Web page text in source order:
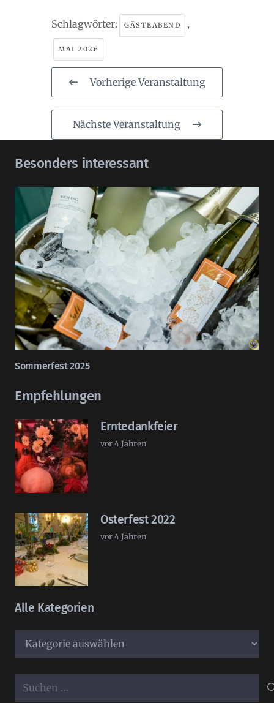
Schlagwörter: GÄSTEABEND ,
MAI 2026
Vorherige Veranstaltung
Nächste Veranstaltung
Besonders interessant
Sommerfest 2025
Empfehlungen
Erntedankfeier
vor 4 Jahren
Osterfest 2022
vor 4 Jahren
Alle Kategorien
Alle
Kategorien
Suchen
nach: